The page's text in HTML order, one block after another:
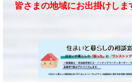
皆さまの地域にお出掛けしま